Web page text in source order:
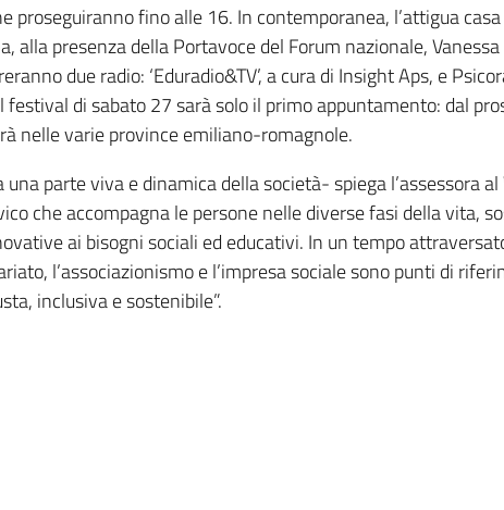
proseguiranno fino alle 16. In contemporanea, l’attigua
alla presenza della Portavoce del Forum nazionale,
due radio: ‘Eduradio&TV’, a cura di Insight Aps, e
festival di sabato 27 sarà solo il primo appuntamento: dal
nelle varie province emiliano-romagnole.
parte viva e dinamica della società- spiega l’assessora
che accompagna le persone nelle diverse fasi della vita,
ai bisogni sociali ed educativi. In un tempo
l’associazionismo e l’impresa sociale sono punti di
inclusiva e sostenibile”.